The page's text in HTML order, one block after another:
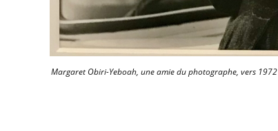
Margaret Obiri-Yeboah, une amie du photographe, vers 1972